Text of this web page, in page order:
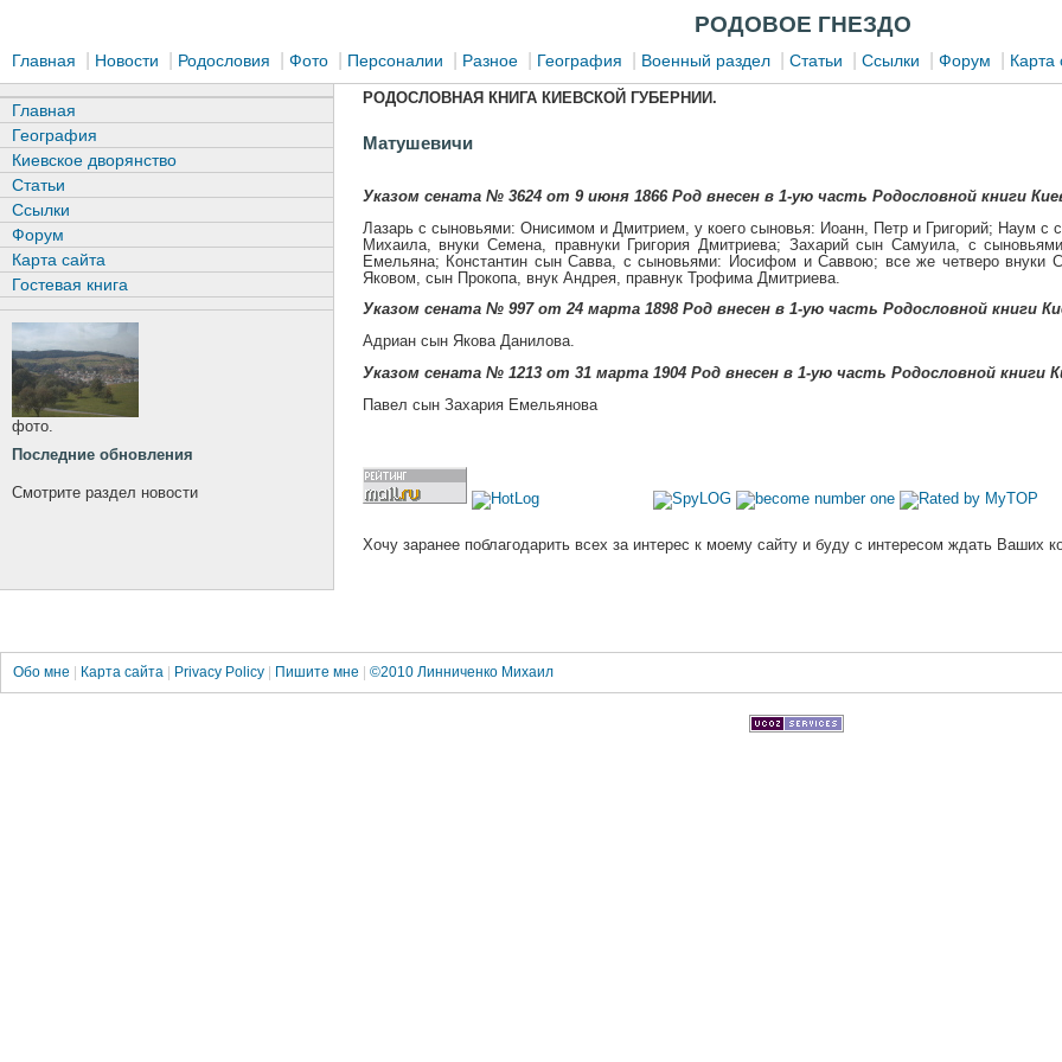
РОДОВОЕ ГНЕЗДО
Главная Новости Родословия Фото Персоналии Разное География Военный раздел Статьи Ссылки Форум Карта
РОДОСЛОВНАЯ КНИГА КИЕВСКОЙ ГУБЕРНИИ.
Матушевичи
Указом сената № 3624 от 9 июня 1866 Род внесен в 1-ую часть Родословной книги
Лазарь с сыновьями: Онисимом и Дмитрием, у коего сыновья: Иоанн, Петр и Григорий; Наум
Михаила, внуки Семена, правнуки Григория Дмитриева; Захарий сын Самуила, с
Емельяна; Константин сын Савва, с сыновьями: Иосифом и Саввою; все же четверо внуки
Яковом, сын Прокопа, внук Андрея, правнук Трофима Дмитриева.
Указом сената № 997 от 24 марта 1898 Род внесен в 1-ую часть Родословной книги
Адриан сын Якова Данилова.
Указом сената № 1213 от 31 марта 1904 Род внесен в 1-ую часть Родословной книги
Павел сын Захария Емельянова
Хочу заранее поблагодарить всех за интерес к моему сайту и буду с интересом ждать Ваших
Главная
География
Киевское дворянство
Статьи
Ссылки
Форум
Карта сайта
Гостевая книга
фото.
Последние обновления
Смотрите раздел новости
Обо мне | Карта сайта | Privacy Policy | Пишите мне | ©2010 Линниченко Михаил